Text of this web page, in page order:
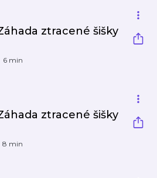
ztracené šišky
6 min
ztracené šišky
8 min